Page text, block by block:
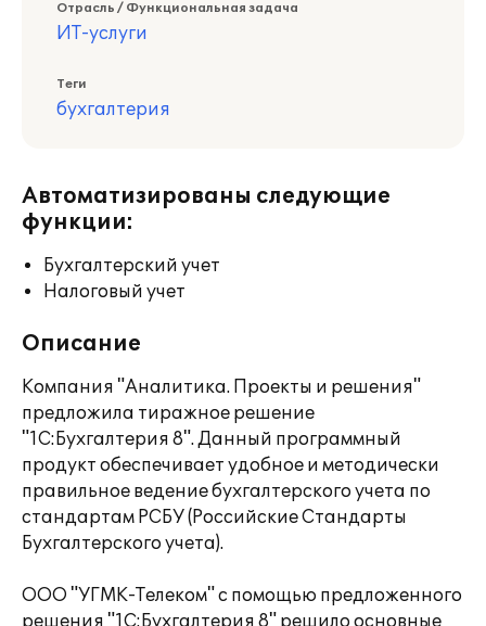
Отрасль / Функциональная задача
ИТ-услуги
Теги
бухгалтерия
Автоматизированы следующие
функции:
Бухгалтерский учет
Налоговый учет
Описание
Компания "Аналитика. Проекты и решения"
предложила тиражное решение
"1С:Бухгалтерия 8". Данный программный
продукт обеспечивает удобное и методически
правильное ведение бухгалтерского учета по
стандартам РСБУ (Российские Стандарты
Бухгалтерского учета).
ООО "УГМК-Телеком" с помощью предложенного
решения "1С:Бухгалтерия 8" решило основные